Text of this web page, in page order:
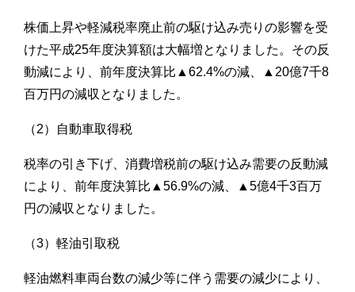
株価上昇や軽減税率廃止前の駆け込み売りの影響を受
けた平成25年度決算額は大幅増となりました。その反
動減により、前年度決算比▲62.4%の減、▲20億7千8
百万円の減収となりました。
（2）自動車取得税
税率の引き下げ、消費増税前の駆け込み需要の反動減
により、前年度決算比▲56.9%の減、▲5億4千3百万
円の減収となりました。
（3）軽油引取税
軽油燃料車両台数の減少等に伴う需要の減少により、